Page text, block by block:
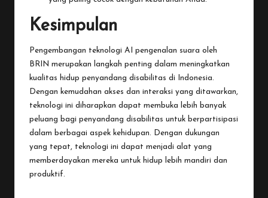
Kesimpulan
Pengembangan teknologi AI pengenalan suara oleh
BRIN merupakan langkah penting dalam meningkatkan
kualitas hidup penyandang disabilitas di Indonesia.
Dengan kemudahan akses dan interaksi yang ditawarkan,
teknologi ini diharapkan dapat membuka lebih banyak
peluang bagi penyandang disabilitas untuk berpartisipasi
dalam berbagai aspek kehidupan. Dengan dukungan
yang tepat, teknologi ini dapat menjadi alat yang
memberdayakan mereka untuk hidup lebih mandiri dan
produktif.